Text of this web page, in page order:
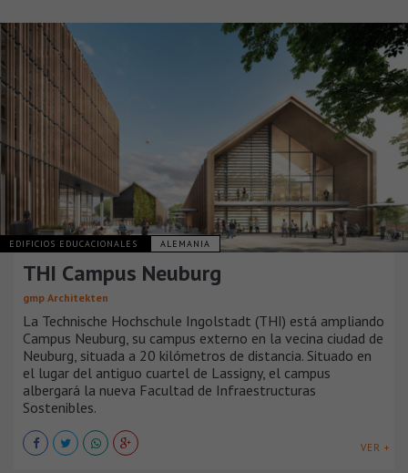
EDIFICIOS EDUCACIONALES ALEMANIA
THI Campus Neuburg
gmp Architekten
La Technische Hochschule Ingolstadt (THI) está ampliando
Campus Neuburg, su campus externo en la vecina ciudad de
Neuburg, situada a 20 kilómetros de distancia. Situado en
el lugar del antiguo cuartel de Lassigny, el campus
albergará la nueva Facultad de Infraestructuras
Sostenibles.
VER +